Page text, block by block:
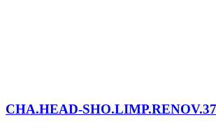
CHA.HEAD-